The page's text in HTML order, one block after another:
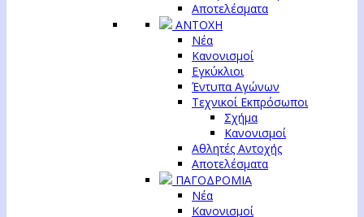
Αποτελέσματα
ΑΝΤΟΧΗ
Νέα
Κανονισμοί
Εγκύκλιοι
Έντυπα Αγώνων
Τεχνικοί Εκπρόσωποι
Σχήμα
Κανονισμοί
Αθλητές Αντοχής
Αποτελέσματα
ΠΑΓΟΔΡΟΜΙΑ
Νέα
Κανονισμοί